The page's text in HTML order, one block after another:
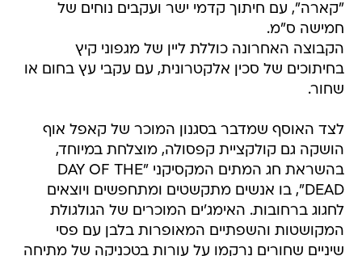
"קארה", עם חיתוך קדמי ישר ועקבים נוחים של
חמישה ס"מ.
הקבוצה האחרונה כוללת ליין של מגפוני קיץ
בחיתוכים של סכין אלקטרונית, עם עקבי עץ בחום או
שחור.
לצד האוסף שמדבר בסגנון המוכר של קאפל אוף
הושקה גם קולקציית קפסולה, מוצלחת במיוחד,
בהשראת חג המתים המקסיקני "DAY OF THE
DEAD", בו אנשים מתקשטים ומתחפשים ויוצאים
לחגוג ברחובות. האימג'ים המוכרים של הגולגולת
המקושטות והשפתיים המאופרות בלבן עם פסי
שיניים שחורים נרקמו על עורות בטכניקה של מתיחה